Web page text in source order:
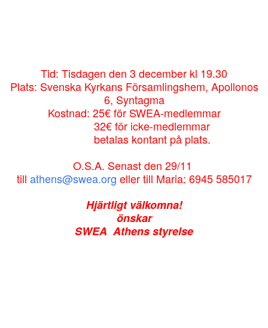
Tid: Tisdagen den 3 december kl 19.30
Plats: Svenska Kyrkans Församlingshem, Apollonos
6, Syntagma
Kostnad: 25€ för SWEA-medlemmar
32€ för icke-medlemmar
betalas kontant på plats.
O.S.A. Senast den 29/11
till athens@swea.org eller till Maria: 6945 585017
Hjärtligt välkomna!
önskar
SWEA Athens styrelse